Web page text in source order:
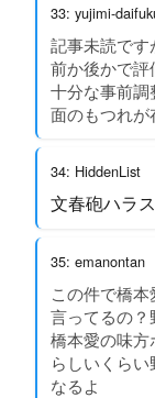
33: yujimi-
記事未読で
前か後かで
十分な事前
面のもつれが
34: HiddenList
文春砲ハラ
35: emanontan
この件で橋
言ってるの？
橋本愛の味
らしいくら
なるよ